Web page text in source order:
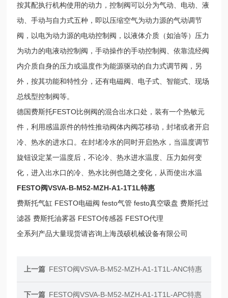
按其配执行机构使用的动力，控制阀可以分为气动、电动、液
动、手动与自力式五种，即以压缩空气为动力源的气动调节
阀，以电为动力源的电动控制阀，以液体介质（如油等）压力
为动力的电液动控制阀，手动操作的手动控制阀、依靠流经阀
内介质自身的压力或温度作为能源驱动的自力式调节阀，另
外，按其功能和特性分，还有电磁阀、电子式、智能式、现场
总线型控制阀等。
德国费斯托FESTO比例阀的混合出水口处，装有一个热敏元
件，利用感温原件的特性推动阀体内阀芯移动，封堵或者开启
冷、热水的进水口。在封堵冷水的同时开启热水，当温度调节
旋钮设定某一温度后，不论冷、热水进水温度、压力如何变
化，进入出水口的冷、热水比例也随之变化，从而使出水温
FESTO阀VSVA-B-M52-MZH-A1-1T1L特惠
费斯托气缸 FESTO电磁阀 festo气管 festo真空吸盘 费斯托过
滤器 费斯托油雾器 FESTO传感器 FESTO代理
全系列产品大量现货请咨询上海茂硕机械设备有限公司
上一篇 FESTO阀VSVA-B-M52-MZH-A1-1T1L-ANC特惠
下一篇 FESTO阀VSVA-B-M52-MZH-A1-1T1L-APC特惠